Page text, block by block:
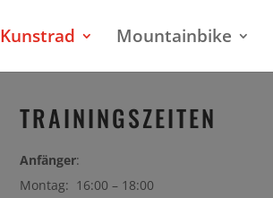
Kunstrad Mountainbike
TRAININGSZEITEN
Anfänger:
Montag: 16:00 – 18:00